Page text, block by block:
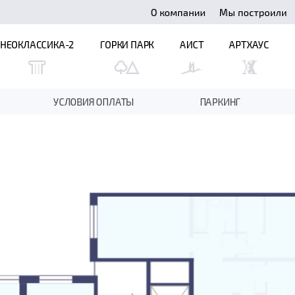
О компании Мы построили
УСЛОВИЯ ОПЛАТЫ ПАРКИНГ
НЕОКЛАССИКА-2 ГОРКИ ПАРК АИСТ АРТХАУС